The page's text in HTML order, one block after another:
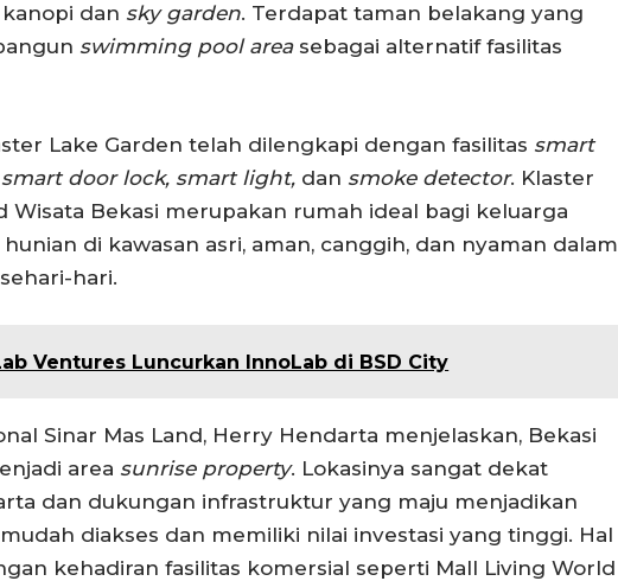
dan sky garden. Terdapat taman belakang yang
swimming pool areasebagai alternatif fasilitas
Lake Garden telah dilengkapi dengan fasilitas smart
smart door lock, smart light, dan smoke detector. Klaster
Wisata Bekasi merupakan rumah ideal bagi keluarga
di kawasan asri, aman, canggih, dan nyaman dalam
hari.
Ventures Luncurkan InnoLab di BSD City
Sinar Mas Land, Herry Hendarta menjelaskan, Bekasi
area sunrise property. Lokasinya sangat dekat
dan dukungan infrastruktur yang maju menjadikan
diakses dan memiliki nilai investasi yang tinggi. Hal
kehadiran fasilitas komersial seperti Mall Living World